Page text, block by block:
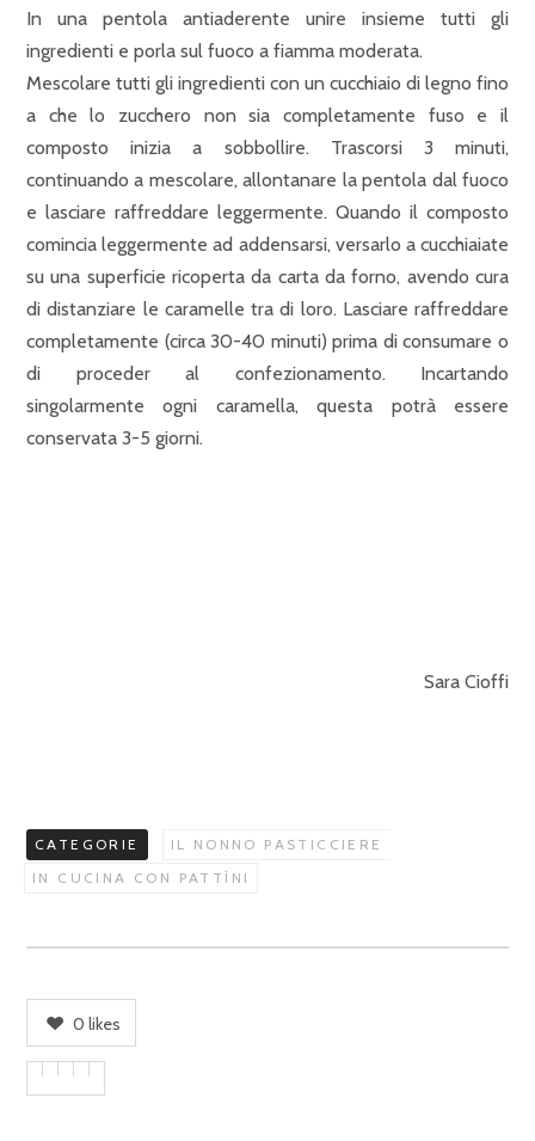
In una pentola antiaderente unire insieme tutti gli
ingredienti e porla sul fuoco a fiamma moderata.
Mescolare tutti gli ingredienti con un cucchiaio di legno fino
a che lo zucchero non sia completamente fuso e il
composto inizia a sobbollire. Trascorsi 3 minuti,
continuando a mescolare, allontanare la pentola dal fuoco
e lasciare raffreddare leggermente. Quando il composto
comincia leggermente ad addensarsi, versarlo a cucchiaiate
su una superficie ricoperta da carta da forno, avendo cura
di distanziare le caramelle tra di loro. Lasciare raffreddare
completamente (circa 30-40 minuti) prima di consumare o
di proceder al confezionamento. Incartando
singolarmente ogni caramella, questa potrà essere
conservata 3-5 giorni.
Sara Cioffi
CATEGORIE
IL NONNO PASTICCIERE
IN CUCINA CON PATTÌNI
0 likes